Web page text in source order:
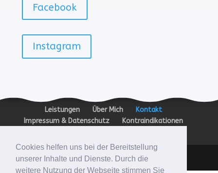
Cookies helfen uns bei der Bereitstellung
unserer Inhalte und Dienste. Durch die
weitere Nutzung der Webseite stimmen Sie
Facebook
Instagram
Leistungen Über Mich
Kontakt
Impressum & Datenschutz
Kontraindikationen
Designed by VAI DIGITALSTORE GMBH